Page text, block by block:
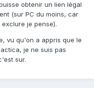
obtenir un lien légal
(sur PC du moins, car
je pense).
vu qu'on a appris que le
je ne suis pas
sur.